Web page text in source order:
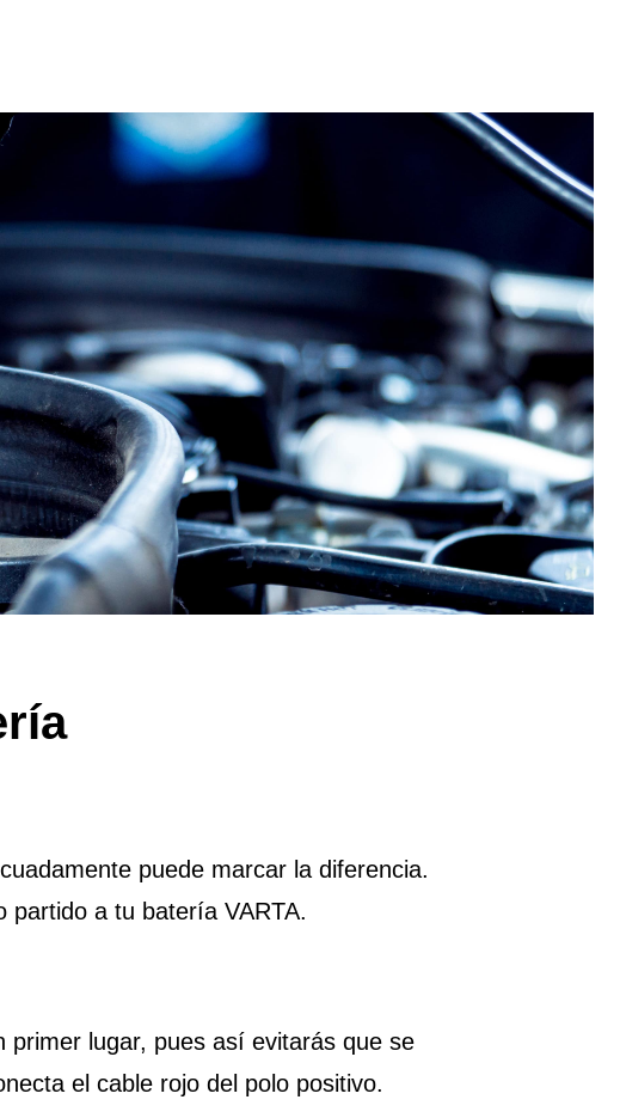
puede marcar la diferencia.
partido a tu batería VARTA.
primer lugar, pues así evitarás que se
el cable rojo del polo positivo.